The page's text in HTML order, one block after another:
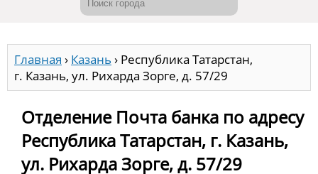
Главная › Казань › Республика Татарстан,
г. Казань, ул. Рихарда Зорге, д. 57/29
Отделение Почта банка по адресу
Республика Татарстан, г. Казань,
ул. Рихарда Зорге, д. 57/29